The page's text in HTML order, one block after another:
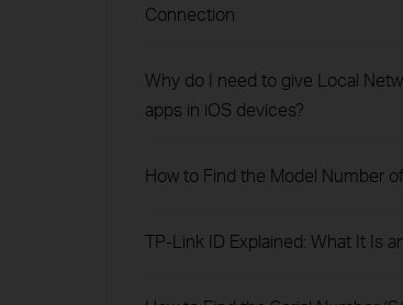
Connection
Why do I need to give Local
apps in iOS devices?
How to Find the Model Number
TP-Link ID Explained: What It Is